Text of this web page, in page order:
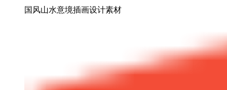
国风山水意境插画设计素材